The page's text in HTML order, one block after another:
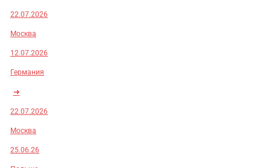
22.07.2026
Москва
12.07.2026
Германия
➜
22.07.2026
Москва
25.06.26